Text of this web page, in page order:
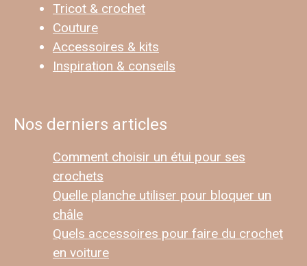
Tricot & crochet
Couture
Accessoires & kits
Inspiration & conseils
Nos derniers articles
Comment choisir un étui pour ses
crochets
Quelle planche utiliser pour bloquer un
châle
Quels accessoires pour faire du crochet
en voiture